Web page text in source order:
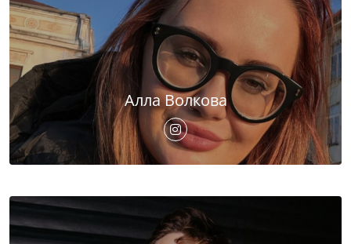
Алла Волкова